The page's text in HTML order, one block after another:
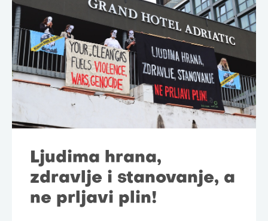
Ljudima hrana,
zdravlje i stanovanje, a
ne prljavi plin!